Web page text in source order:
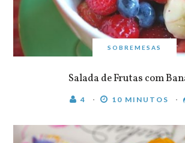
SOBREMESAS
Salada de Frutas com
4 10 MINUTOS